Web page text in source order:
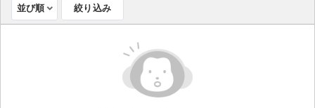
ライブ・コンサート（国内）
ライブ・コンサート（海外）
並び順 絞り込み